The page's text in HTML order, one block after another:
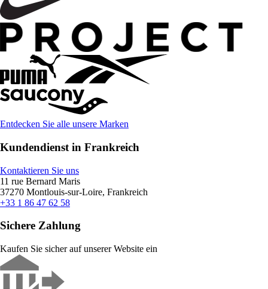
Entdecken Sie alle unsere Marken
Kundendienst in Frankreich
Kontaktieren Sie uns
11 rue Bernard Maris
37270 Montlouis-sur-Loire, Frankreich
+33 1 86 47 62 58
Sichere Zahlung
Kaufen Sie sicher auf unserer Website ein